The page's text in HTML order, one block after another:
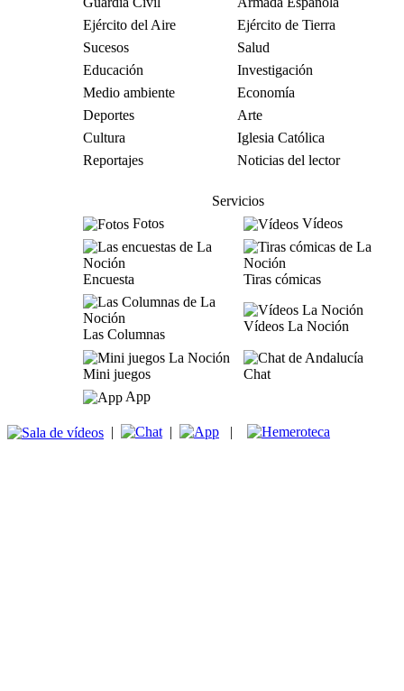
Ejército del Aire
Ejército de Tierra
Sucesos
Salud
Educación
Investigación
Medio ambiente
Economía
Deportes
Arte
Cultura
Iglesia Católica
Reportajes
Noticias del lector
Servicios
Fotos
Vídeos
Encuesta Tiras cómicas
Las Columnas
Vídeos La Noción
Mini juegos
Chat
App
| | |